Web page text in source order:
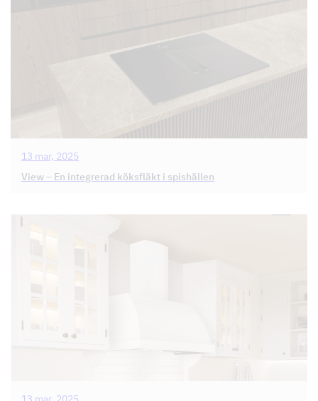
13 mar, 2025
View – En integrerad köksfläkt i spishällen